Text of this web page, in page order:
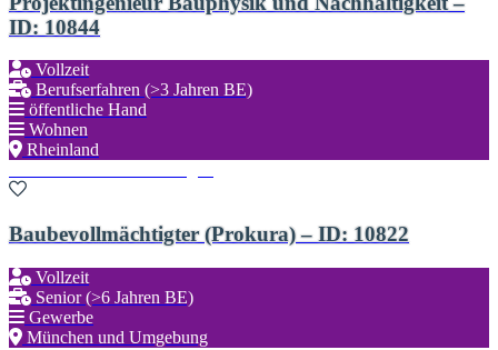
ID: 10844
Vollzeit
Berufserfahren (>3 Jahren BE)
öffentliche Hand
Wohnen
Rheinland
Baubevollmächtigter (Prokura) – ID: 10822
Vollzeit
Senior (>6 Jahren BE)
Gewerbe
München und Umgebung